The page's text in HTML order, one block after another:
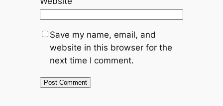
Save my name, email, and
website in this browser for the
next time I comment.